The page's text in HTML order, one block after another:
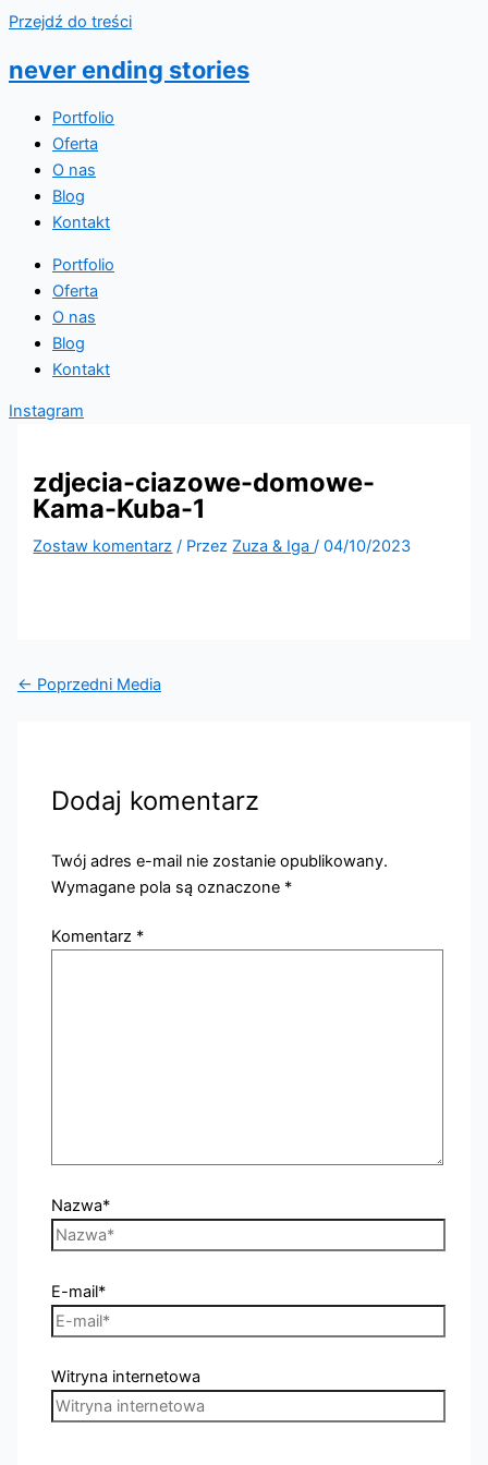
Przejdź do treści
never ending stories
Portfolio
Oferta
O nas
Blog
Kontakt
Portfolio
Oferta
O nas
Blog
Kontakt
Instagram
zdjecia-ciazowe-domowe-
Kama-Kuba-1
Zostaw komentarz / Przez Zuza & Iga/04/10/2023
← Poprzedni Media
Dodaj komentarz
Twój adres e-mail nie zostanie opublikowany.
Wymagane pola są oznaczone *
Komentarz *
Nazwa*
E-mail*
Witryna internetowa